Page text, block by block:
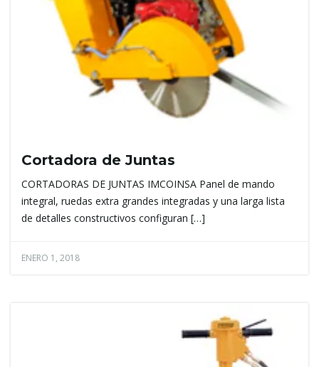
Cortadora de Juntas
CORTADORAS DE JUNTAS IMCOINSA Panel de mando
integral, ruedas extra grandes integradas y una larga lista
de detalles constructivos configuran […]
ENERO 1, 2018